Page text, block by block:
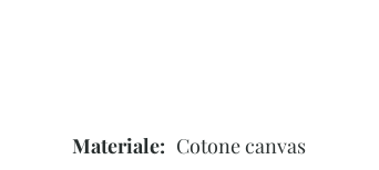
Materiale: Cotone canvas